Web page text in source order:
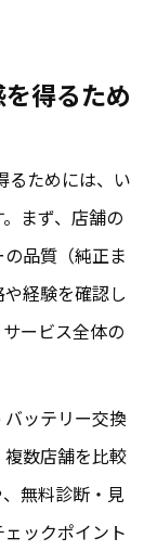
得るため
るためには、い
まず、店舗の
品質（純正ま
経験を確認し
ービス全体の
ッテリー交換
数店舗を比較
無料診断・見
ックポイント